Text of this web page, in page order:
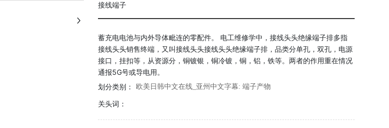
接线端子
蓄充电电池与内外导体毗连的零配件。 电工维修学中，接线头头绝缘端子排多指
接线头头销售终端，又叫接线头头接线头头绝缘端子排，品类分单孔，双孔，电源
接口，挂扣等，从资源分，铜镀银，铜冷镀，铜，铝，铁等。两者的作用重在情况
通报5G号或导电用。
划分类别：
欧美日韩中文在线_亚州中文字幕: 端子产物
关头词：